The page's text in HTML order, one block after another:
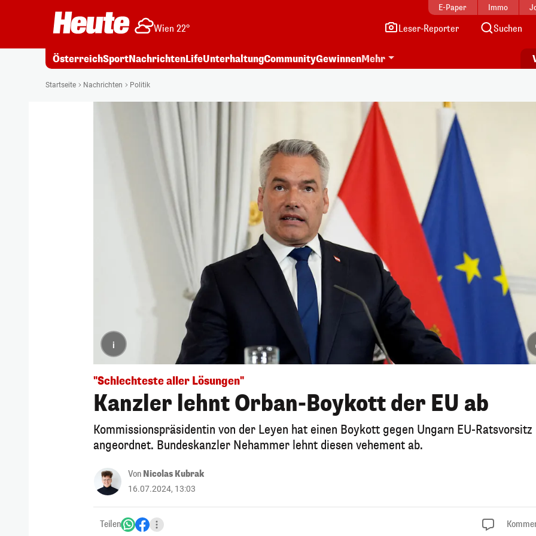
E-Paper Immo
Wien 22° Leser-Reporter Suchen
ÖsterreichSportNachrichtenLifeUnterhaltungCommunityGewinnenMehr
Startseite Nachrichten Politik
i
"Schlechteste aller Lösungen"
Kanzler lehnt Orban-Boykott der EU ab
Kommissionspräsidentin von der Leyen hat einen Boykott gegen Ungarn EU-Ratsvorsitz
angeordnet. Bundeskanzler Nehammer lehnt diesen vehement ab.
Von Nicolas Kubrak
16.07.2024, 13:03
Teilen